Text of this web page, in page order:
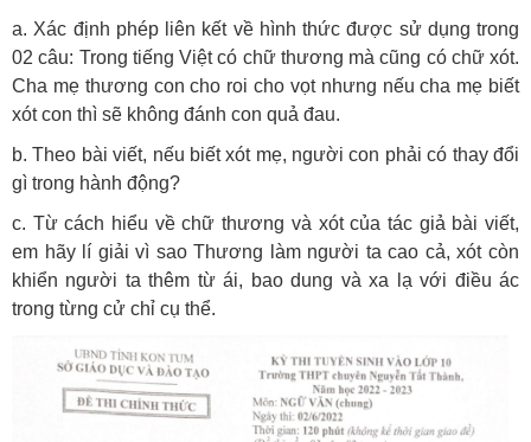
a. Xác định phép liên kết về hình thức được sử dụng trong
02 câu: Trong tiếng Việt có chữ thương mà cũng có chữ xót.
Cha mẹ thương con cho roi cho vọt nhưng nếu cha mẹ biết
xót con thì sẽ không đánh con quả đau.
b. Theo bài viết, nếu biết xót mẹ, người con phải có thay đổi
gì trong hành động?
c. Từ cách hiểu về chữ thương và xót của tác giả bài viết,
em hãy lí giải vì sao Thương làm người ta cao cả, xót còn
khiển người ta thêm từ ái, bao dung và xa lạ với điều ác
trong từng cử chỉ cụ thể.